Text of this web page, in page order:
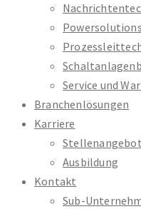
Powersolutions
Service und
Branchenlösungen
Karriere
Ausbildung
Kontakt
Sub-